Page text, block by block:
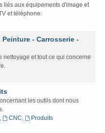
liés aux équipements d'image et
et téléphone.
- Carrosserie -
nettoyage et tout ce qui concerne
les outils dont nous
CNC,
Produits